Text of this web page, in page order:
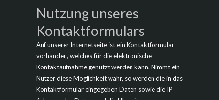
Nutzung unseres
Kontaktformulars
Auf unserer Internetseite ist ein Kontaktformular
vorhanden, welches für die elektronische
Kontaktaufnahme genutzt werden kann. Nimmt ein
Nutzer diese Möglichkeit wahr, so werden die in das
Kontaktformular eingegeben Daten sowie die IP